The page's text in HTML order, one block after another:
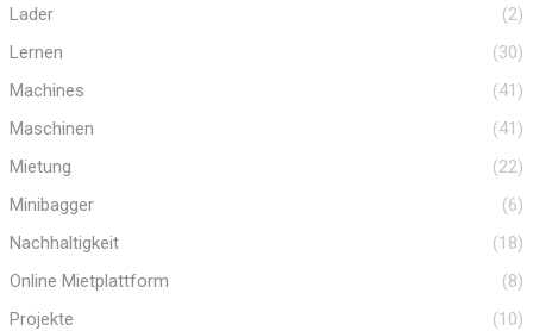
Lader
(2)
Lernen
(30)
Machines
(41)
Maschinen
(41)
Mietung
(22)
Minibagger
(6)
Nachhaltigkeit
(18)
Online Mietplattform
(8)
Projekte
(10)